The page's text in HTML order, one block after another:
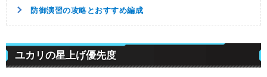
防御演習の攻略とおすすめ編成
ユカリの星上げ優先度